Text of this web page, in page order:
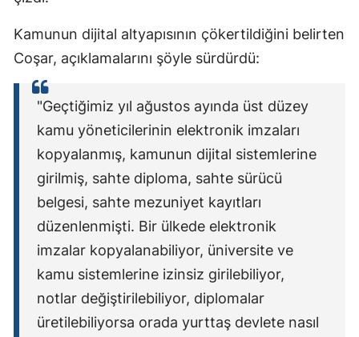
Kamunun dijital altyapısının çökertildiğini belirten
Coşar, açıklamalarını şöyle sürdürdü:
"Geçtiğimiz yıl ağustos ayında üst düzey
kamu yöneticilerinin elektronik imzaları
kopyalanmış, kamunun dijital sistemlerine
girilmiş, sahte diploma, sahte sürücü
belgesi, sahte mezuniyet kayıtları
düzenlenmişti. Bir ülkede elektronik
imzalar kopyalanabiliyor, üniversite ve
kamu sistemlerine izinsiz girilebiliyor,
notlar değiştirilebiliyor, diplomalar
üretilebiliyorsa orada yurttaş devlete nasıl